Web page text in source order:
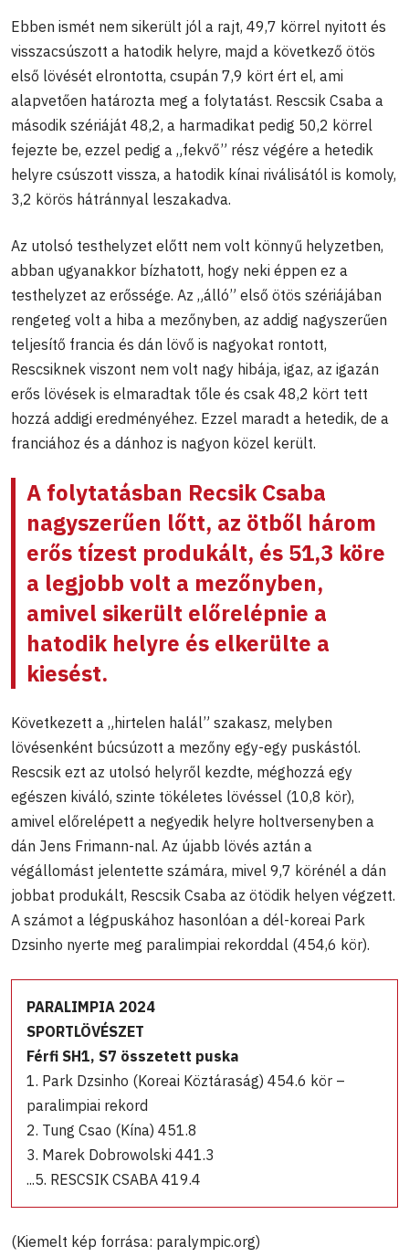
Ebben ismét nem sikerült jól a rajt, 49,7 körrel nyitott és
visszacsúszott a hatodik helyre, majd a következő ötös
első lövését elrontotta, csupán 7,9 kört ért el, ami
alapvetően határozta meg a folytatást. Rescsik Csaba a
második szériáját 48,2, a harmadikat pedig 50,2 körrel
fejezte be, ezzel pedig a „fekvő” rész végére a hetedik
helyre csúszott vissza, a hatodik kínai riválisától is komoly,
3,2 körös hátránnyal leszakadva.
Az utolsó testhelyzet előtt nem volt könnyű helyzetben,
abban ugyanakkor bízhatott, hogy neki éppen ez a
testhelyzet az erőssége. Az „álló” első ötös szériájában
rengeteg volt a hiba a mezőnyben, az addig nagyszerűen
teljesítő francia és dán lövő is nagyokat rontott,
Rescsiknek viszont nem volt nagy hibája, igaz, az igazán
erős lövések is elmaradtak tőle és csak 48,2 kört tett
hozzá addigi eredményéhez. Ezzel maradt a hetedik, de a
franciához és a dánhoz is nagyon közel került.
A folytatásban Recsik Csaba
nagyszerűen lőtt, az ötből három
erős tízest produkált, és 51,3 köre
a legjobb volt a mezőnyben,
amivel sikerült előrelépnie a
hatodik helyre és elkerülte a
kiesést.
Következett a „hirtelen halál” szakasz, melyben
lövésenként búcsúzott a mezőny egy-egy puskástól.
Rescsik ezt az utolsó helyről kezdte, méghozzá egy
egészen kiváló, szinte tökéletes lövéssel (10,8 kör),
amivel előrelépett a negyedik helyre holtversenyben a
dán Jens Frimann-nal. Az újabb lövés aztán a
végállomást jelentette számára, mivel 9,7 körénél a dán
jobbat produkált, Rescsik Csaba az ötödik helyen végzett.
A számot a légpuskához hasonlóan a dél-koreai Park
Dzsinho nyerte meg paralimpiai rekorddal (454,6 kör).
PARALIMPIA 2024
SPORTLÖVÉSZET
Férfi SH1, S7 összetett puska
1. Park Dzsinho (Koreai Köztáraság) 454.6 kör –
paralimpiai rekord
2. Tung Csao (Kína) 451.8
3. Marek Dobrowolski 441.3
...5. RESCSIK CSABA 419.4
(Kiemelt kép forrása: paralympic.org)